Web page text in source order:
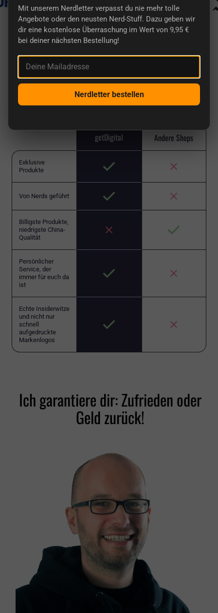
getDigital im Vergleich
Bei uns findest du einzigartige Artikel von Nerds
für Nerds und keinen 08/15-Chinamüll wie in
getDigital Andere Shops
Exklusive
Produkte
Von Nerds geführt
Billigste Produkte,
niedrigste China-
Qualität
Persönlicher
Service, der
immer für euch da
ist
Echte Insiderwitze
und nicht nur
schnell
aufgedruckte
Markenlogos
Ich garantiere dir: Zufrieden oder
Geld zurück!
Mit unserem Nerdletter verpasst du nie mehr tolle
Angebote oder den neusten Nerd-Stuff. Dazu geben wir
dir eine kostenlose Überraschung im Wert von 9,95 €
bei deiner nächsten Bestellung!
Deine Mailadresse
Nerdletter bestellen